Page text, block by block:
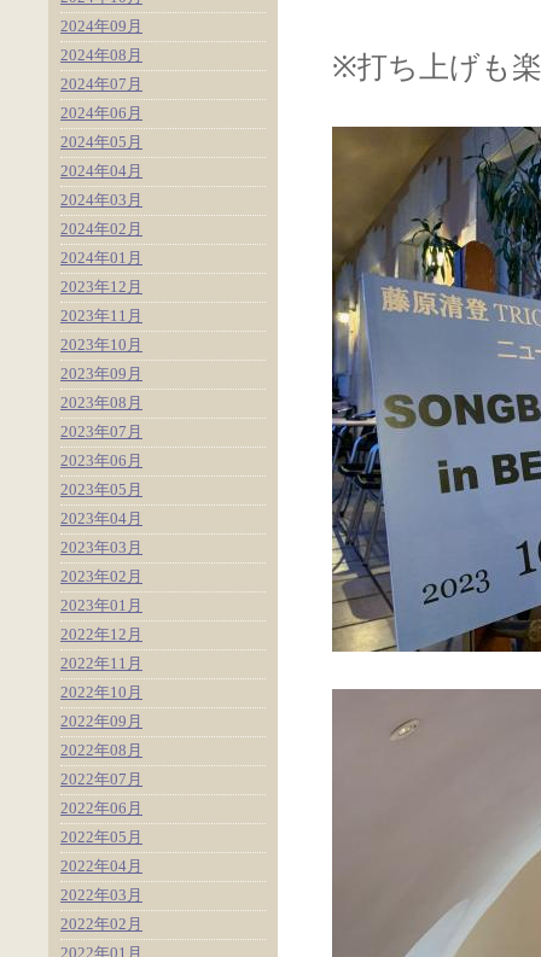
※打ち上げも
2024年09月
2024年08月
2024年07月
2024年06月
2024年05月
2024年04月
2024年03月
2024年02月
2024年01月
2023年12月
2023年11月
2023年10月
2023年09月
2023年08月
2023年07月
2023年06月
2023年05月
2023年04月
2023年03月
2023年02月
2023年01月
2022年12月
2022年11月
2022年10月
2022年09月
2022年08月
2022年07月
2022年06月
2022年05月
2022年04月
2022年03月
2022年02月
2022年01月